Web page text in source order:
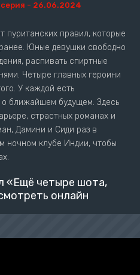
серия - 26.06.2024
пуританских правил, которые
Юные девушки свободно
распивать спиртные
Четыре главных героини
У каждой есть
ближайшем будущем. Здесь
страстных романах и
Дамини и Сиди раз в
ночном клубе Индии, чтобы
«Ещё четыре шота,
онлайн